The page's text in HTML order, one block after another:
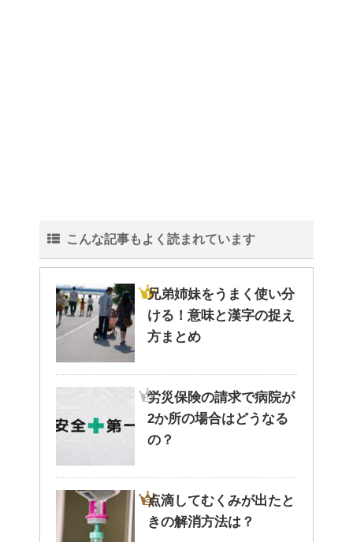
こんな記事もよく読まれています
兄弟姉妹をうまく使い分
ける！意味と漢字の捉え
方まとめ
労災保険の請求で病院が
2か所の場合はどうなる
の？
点滴してむくみが出たと
きの解消方法は？